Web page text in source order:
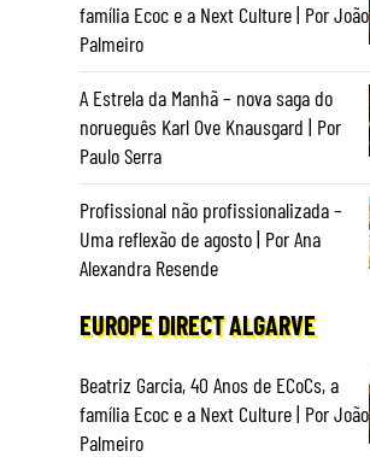
família Ecoc e a Next Culture | Por João
Palmeiro
A Estrela da Manhã – nova saga do
norueguês Karl Ove Knausgard | Por
Paulo Serra
Profissional não profissionalizada –
Uma reflexão de agosto | Por Ana
Alexandra Resende
EUROPE DIRECT ALGARVE
Beatriz Garcia, 40 Anos de ECoCs, a
família Ecoc e a Next Culture | Por João
Palmeiro